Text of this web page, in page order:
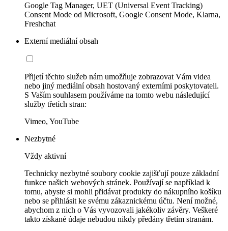
Google Tag Manager, UET (Universal Event Tracking)
Consent Mode od Microsoft, Google Consent Mode, Klarna,
Freshchat
Externí mediální obsah
Přijetí těchto služeb nám umožňuje zobrazovat Vám videa
nebo jiný mediální obsah hostovaný externími poskytovateli.
S Vaším souhlasem používáme na tomto webu následující
služby třetích stran:
Vimeo, YouTube
Nezbytné
Vždy aktivní
Technicky nezbytné soubory cookie zajišťují pouze základní
funkce našich webových stránek. Používají se například k
tomu, abyste si mohli přidávat produkty do nákupního košíku
nebo se přihlásit ke svému zákaznickému účtu. Není možné,
abychom z nich o Vás vyvozovali jakékoliv závěry. Veškeré
takto získané údaje nebudou nikdy předány třetím stranám.